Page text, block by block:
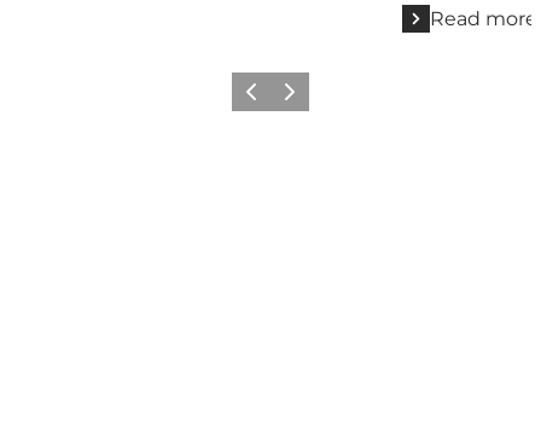
Read more
Previous
Next